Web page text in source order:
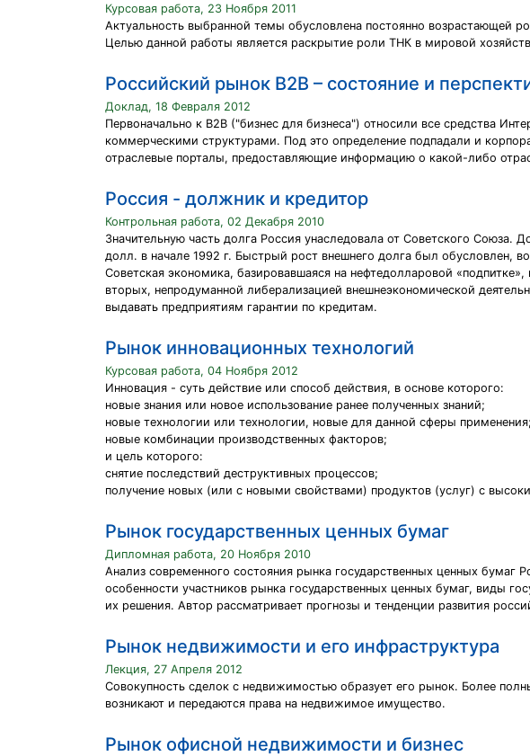
Курсовая работа, 23 Ноября 2011
Актуальность выбранной темы обусловлена постоянно возрастающей
Целью данной работы является раскрытие роли ТНК в мировой
Российский рынок B2B – состояние и
Доклад, 18 Февраля 2012
Первоначально к В2В ("бизнес для бизнеса") относили все средства
коммерческими структурами. Под это определение подпадали и
отраслевые порталы, предоставляющие информацию о какой-либо
Россия - должник и кредитор
Контрольная работа, 02 Декабря 2010
Значительную часть долга Россия унаследовала от Советского
долл. в начале 1992 г. Быстрый рост внешнего долга был обусловлен,
Советская экономика, базировавшаяся на нефтедолларовой
вторых, непродуманной либерализацией внешнеэкономической
выдавать предприятиям гарантии по кредитам.
Рынок инновационных технологий
Курсовая работа, 04 Ноября 2012
Инновация - суть действие или способ действия, в основе которого:
новые знания или новое использование ранее полученных знаний;
новые технологии или технологии, новые для данной сферы применения;
новые комбинации производственных факторов;
и цель которого:
снятие последствий деструктивных процессов;
получение новых (или с новыми свойствами) продуктов (услуг) с
Рынок государственных ценных бумаг
Дипломная работа, 20 Ноября 2010
Анализ современного состояния рынка государственных ценных бумаг
особенности участников рынка государственных ценных бумаг, виды
их решения. Автор рассматривает прогнозы и тенденции развития
Рынок недвижимости и его инфраструктура
Лекция, 27 Апреля 2012
Совокупность сделок с недвижимостью образует его рынок. Более
возникают и передаются права на недвижимое имущество.
Рынок офисной недвижимости и бизнес